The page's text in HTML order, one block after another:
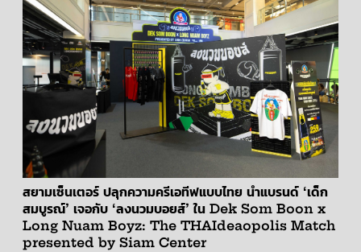
สยามเซ็นเตอร์ ปลุกความครีเอทีฟแบบไทย นำแบรนด์ ‘เด็ก
สมบูรณ์’ เจอกับ ‘ลงนวมบอยส์’ ใน Dek Som Boon x
Long Nuam Boyz: The THAIdeaopolis Match
presented by Siam Center